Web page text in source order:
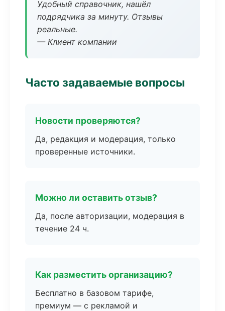
Удобный справочник, нашёл
подрядчика за минуту. Отзывы
реальные.
— Клиент компании
Часто задаваемые вопросы
Новости проверяются?
Да, редакция и модерация, только
проверенные источники.
Можно ли оставить отзыв?
Да, после авторизации, модерация в
течение 24 ч.
Как разместить организацию?
Бесплатно в базовом тарифе,
премиум — с рекламой и